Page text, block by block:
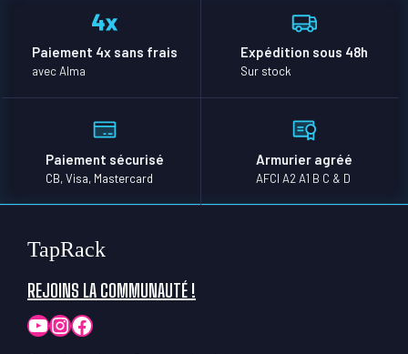
Paiement 4x sans frais
avec Alma
Expédition sous 48h
Sur stock
Paiement sécurisé
CB, Visa, Mastercard
Armurier agréé
AFCI A2 A1 B C & D
TapRack
REJOINS LA COMMUNAUTÉ !
YouTube
Instagram
Facebook